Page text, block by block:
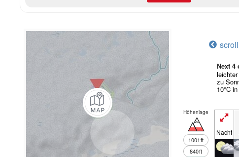
Next 4
zu
10°C
Höhenlage
1001ft
840ft
Nacht